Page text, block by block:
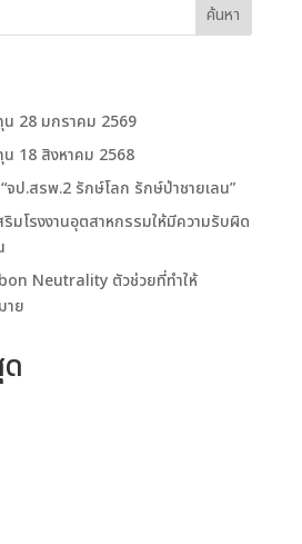
ค้นหา
น 28 มกราคม 2569
18 สิงหาคม 2568
จป.สรพ.2 รักษ์โลก รักษ์ป่าชายเลน”
ริมโรงงานอุตสาหกรรมให้มีความรับผิด
Neutrality ตัวช่วยที่ทำให้
าย